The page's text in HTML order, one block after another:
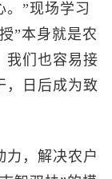
。”现场学习
”本身就是农
我们也容易接
，日后成为致
，解决农户